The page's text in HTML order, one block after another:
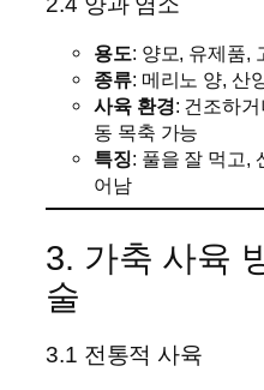
용도: 양모, 유제품,
종류: 메리노 양, 산
사육 환경: 건조하
동 목축 가능
특징: 풀을 잘 먹고,
어남
3. 가축 사육
술
3.1 전통적 사육